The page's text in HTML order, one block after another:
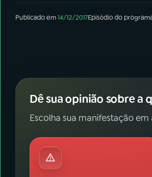
Publicado em14/12/2017Episódiodo
Dê sua opinião sobre a
Escolha sua manifestação